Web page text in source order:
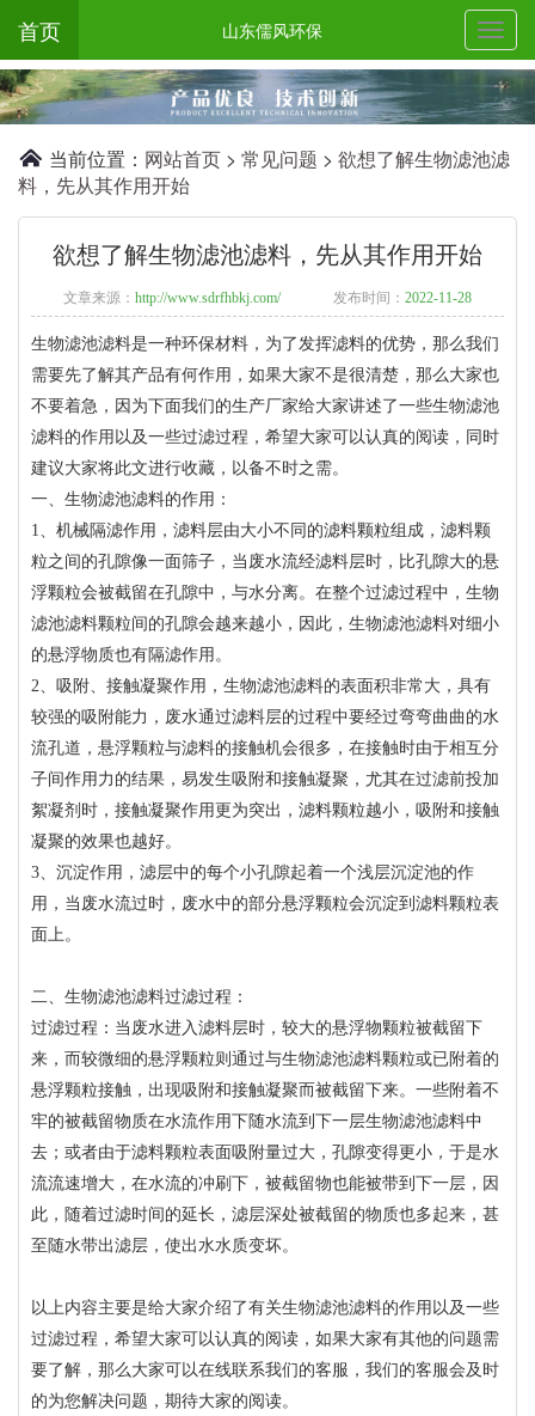
首页 山东儒风环保
当前位置： 网站首页 > 常见问题 > 欲想了解生物滤池滤
料，先从其作用开始
欲想了解生物滤池滤料，先从其作用开始
文章来源： http://www.sdrfhbkj.com/ 发布时间： 2022-11-28
生物滤池滤料是一种环保材料，为了发挥滤料的优势，那么我们
需要先了解其产品有何作用，如果大家不是很清楚，那么大家也
不要着急，因为下面我们的生产厂家给大家讲述了一些生物滤池
滤料的作用以及一些过滤过程，希望大家可以认真的阅读，同时
建议大家将此文进行收藏，以备不时之需。
一、生物滤池滤料的作用：
1、机械隔滤作用，滤料层由大小不同的滤料颗粒组成，滤料颗
粒之间的孔隙像一面筛子，当废水流经滤料层时，比孔隙大的悬
浮颗粒会被截留在孔隙中，与水分离。在整个过滤过程中，生物
滤池滤料颗粒间的孔隙会越来越小，因此，生物滤池滤料对细小
的悬浮物质也有隔滤作用。
2、吸附、接触凝聚作用，生物滤池滤料的表面积非常大，具有
较强的吸附能力，废水通过滤料层的过程中要经过弯弯曲曲的水
流孔道，悬浮颗粒与滤料的接触机会很多，在接触时由于相互分
子间作用力的结果，易发生吸附和接触凝聚，尤其在过滤前投加
絮凝剂时，接触凝聚作用更为突出，滤料颗粒越小，吸附和接触
凝聚的效果也越好。
3、沉淀作用，滤层中的每个小孔隙起着一个浅层沉淀池的作
用，当废水流过时，废水中的部分悬浮颗粒会沉淀到滤料颗粒表
面上。
二、生物滤池滤料过滤过程：
过滤过程：当废水进入滤料层时，较大的悬浮物颗粒被截留下
来，而较微细的悬浮颗粒则通过与生物滤池滤料颗粒或已附着的
悬浮颗粒接触，出现吸附和接触凝聚而被截留下来。一些附着不
牢的被截留物质在水流作用下随水流到下一层生物滤池滤料中
去；或者由于滤料颗粒表面吸附量过大，孔隙变得更小，于是水
流流速增大，在水流的冲刷下，被截留物也能被带到下一层，因
此，随着过滤时间的延长，滤层深处被截留的物质也多起来，甚
至随水带出滤层，使出水水质变坏。
以上内容主要是给大家介绍了有关生物滤池滤料的作用以及一些
过滤过程，希望大家可以认真的阅读，如果大家有其他的问题需
要了解，那么大家可以在线联系我们的客服，我们的客服会及时
的为您解决问题，期待大家的阅读。